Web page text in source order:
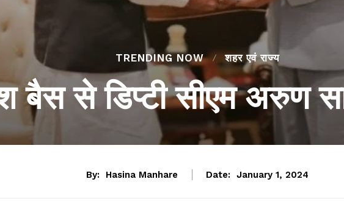
TRENDING NOW शहर एवं राज्य
बैस से डिप्टी सीएम अरुण
By: Hasina Manhare Date: January 1, 2024